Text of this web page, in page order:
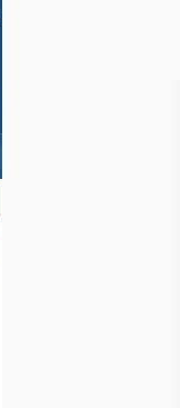
وزارة الداخلية: